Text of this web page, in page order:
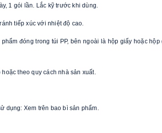
1 gói lần. Lắc kỹ trước khi dùng.
tiếp xúc với nhiệt độ cao.
đóng trong túi PP, bên ngoài là hộp giấy hoặc
theo quy cách nhà sản xuất.
dụng: Xem trên bao bì sản phẩm.